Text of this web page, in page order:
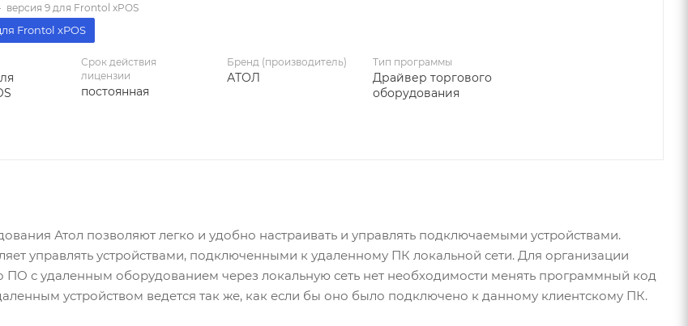
версия 9 для Frontol xPOS
Frontol xPOS
Срок действия
лицензии
постоянная
Бренд (производитель)
АТОЛ
Тип программы
Драйвер торгового
оборудования
Атол позволяют легко и удобно настраивать и управлять подключаемыми устройствами.
управлять устройствами, подключенными к удаленному ПК локальной сети. Для организации
ПО с удаленным оборудованием через локальную сеть нет необходимости менять программный код
устройством ведется так же, как если бы оно было подключено к данному клиентскому ПК.